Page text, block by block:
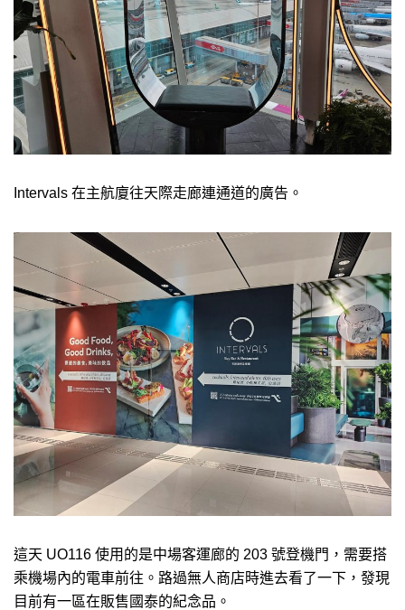
Intervals 在主航廈往天際走廊連通道的廣告。
這天 UO116 使用的是中場客運廊的 203 號登機門，需要搭
乘機場內的電車前往。路過無人商店時進去看了一下，發現
目前有一區在販售國泰的紀念品。